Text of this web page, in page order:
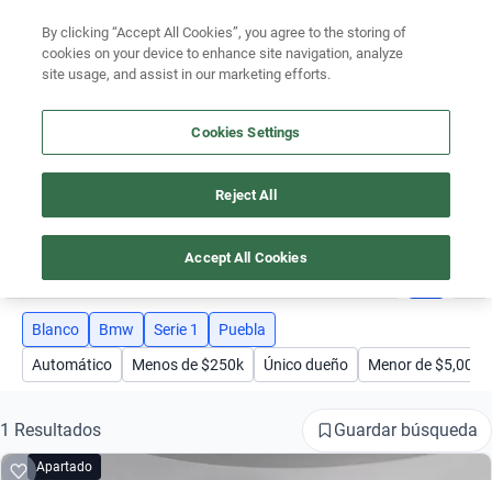
Ubicación
Encuentra el auto ideal para tu presupuesto
Simular plan a meses
AUTOS BMW SERIE 1 PUEBLA BLANCO
Busca por versión
Busca por año
Busca por marca
Busca por modelo
Busca por versión
Blanco Bmw Serie 1
Puebla
Automático
Menos de $250k Único dueño Menor de $5,000/
1 Resultados Guardar búsqueda
Apartado
By clicking “Accept All Cookies”, you agree to the storing of
cookies on your device to enhance site navigation, analyze
site usage, and assist in our marketing efforts.
Cookies Settings
Reject All
Accept All Cookies